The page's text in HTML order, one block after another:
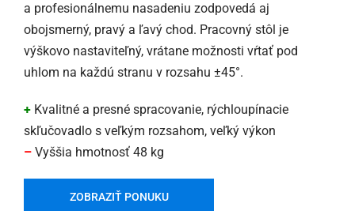
a profesionálnemu nasadeniu zodpovedá aj
obojsmerný, pravý a ľavý chod. Pracovný stôl je
výškovo nastaviteľný, vrátane možnosti vŕtať pod
uhlom na každú stranu v rozsahu ±45°.
+ Kvalitné a presné spracovanie, rýchloupínacie
skľučovadlo s veľkým rozsahom, veľký výkon
– Vyššia hmotnosť 48 kg
ZOBRAZIŤ PONUKU